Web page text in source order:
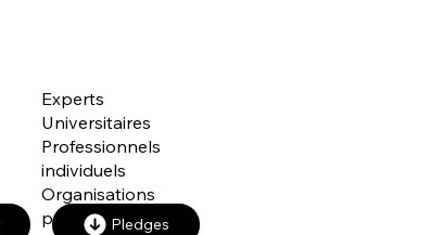
Experts
Universitaires
Professionnels
individuels
Organisations
professionnelles
Pledges